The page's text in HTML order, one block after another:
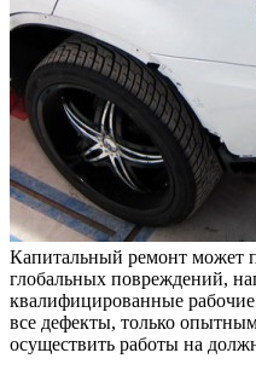
Капитальный ремонт может
глобальных повреждений,
квалифицированные рабочие
все дефекты, только
осуществить работы на